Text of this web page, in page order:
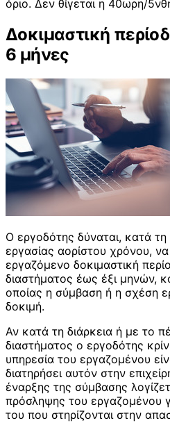
όριο. Δεν θίγεται η 40ωρη/
Δοκιμαστική
6 μήνες
Ο εργοδότης δύναται, κατά
εργασίας αορίστου χρόνου,
εργαζόμενο δοκιμαστική
διαστήματος έως έξι μηνών,
οποίας η σύμβαση ή η σχέση
δοκιμή.
Αν κατά τη διάρκεια ή με το
διαστήματος ο εργοδότης
υπηρεσία του εργαζομένου
διατηρήσει αυτόν στην
έναρξης της σύμβασης
πρόσληψης του εργαζομένου
του που στηρίζονται στην